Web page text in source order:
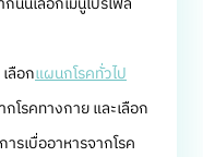
ลือกแผนกโรคทั่วไป
โรคทางกาย และเลือก
รเบื่ออาหารจากโรค